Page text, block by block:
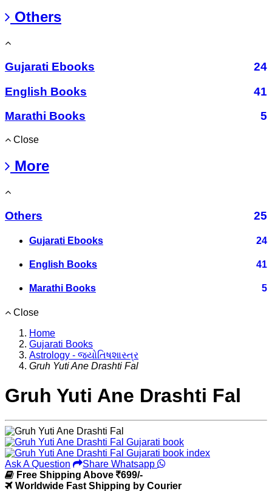
Others
Gujarati Ebooks
24
English Books
41
Marathi Books
5
Close
More
Others 25
Gujarati Ebooks 24
English Books 41
Marathi Books 5
Close
Home
Gujarati Books
Astrology - જ્યોતિષશાસ્ત્ર
Gruh Yuti Ane Drashti Fal
Gruh Yuti Ane Drashti Fal
Ask A Question
Share Whatsapp
Free Shipping Above
699/-
Worldwide Fast Shipping by Courier